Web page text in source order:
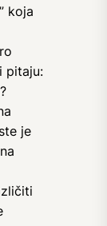
koja
pitaju:
je